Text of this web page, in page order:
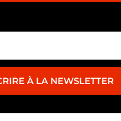
À LA NEWSLETTER